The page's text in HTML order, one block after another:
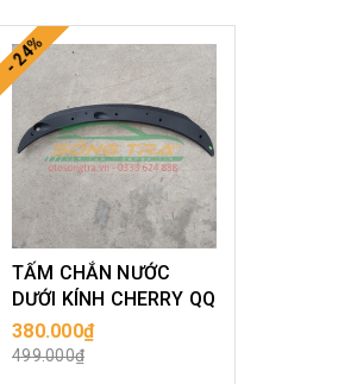
- 24%
TẤM CHẮN NƯỚC
DƯỚI KÍNH CHERRY QQ
380.000₫
499.000₫
MUA HÀNG